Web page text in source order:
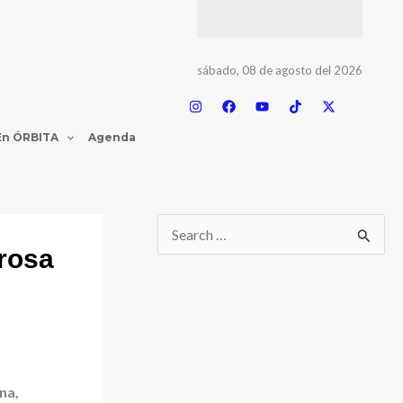
sábado, 08 de agosto del 2026
ÓRBITA Agenda